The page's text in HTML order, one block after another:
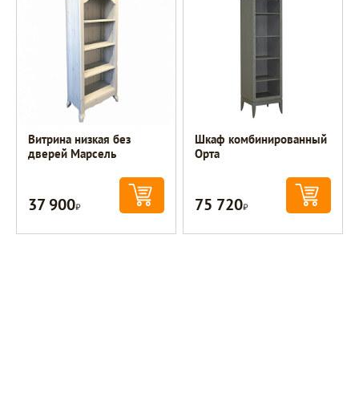
Витрина низкая без
дверей Марсель
37 900Р
Шкаф комбинированный
Орта
75 720Р